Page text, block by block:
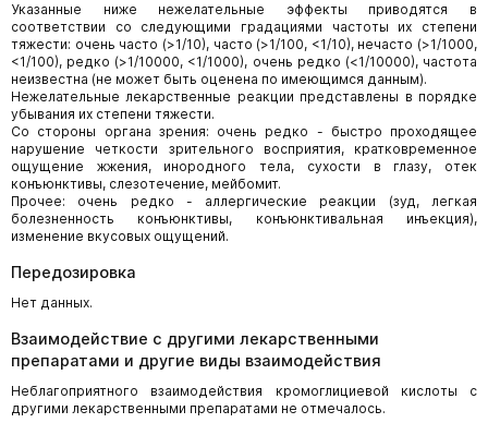
Указанные ниже нежелательные эффекты приводятся в
соответствии со следующими градациями частоты их степени
тяжести: очень часто (>1/10), часто (>1/100, <1/10), нечасто (>1/1000,
<1/100), редко (>1/10000, <1/1000), очень редко (<1/10000), частота
неизвестна (не может быть оценена по имеющимся данным).
Нежелательные лекарственные реакции представлены в порядке
убывания их степени тяжести.
Со стороны органа зрения: очень редко - быстро проходящее
нарушение четкости зрительного восприятия, кратковременное
ощущение жжения, инородного тела, сухости в глазу, отек
конъюнктивы, слезотечение, мейбомит.
Прочее: очень редко - аллергические реакции (зуд, легкая
болезненность конъюнктивы, конъюнктивальная инъекция),
изменение вкусовых ощущений.
Передозировка
Нет данных.
Взаимодействие с другими лекарственными
препаратами и другие виды взаимодействия
Неблагоприятного взаимодействия кромоглициевой кислоты с
другими лекарственными препаратами не отмечалось.